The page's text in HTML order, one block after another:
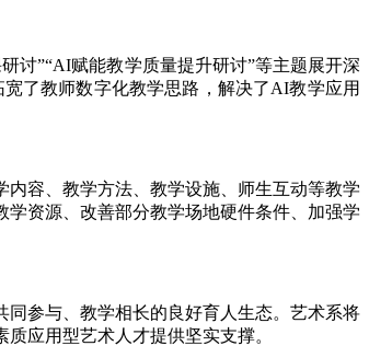
”“AI赋能教学质量提升研讨”等主题展开深
了教师数字化教学思路，解决了AI教学应用
容、教学方法、教学设施、师生互动等教学
资源、改善部分教学场地硬件条件、加强学
参与、教学相长的良好育人生态。艺术系将
应用型艺术人才提供坚实支撑。